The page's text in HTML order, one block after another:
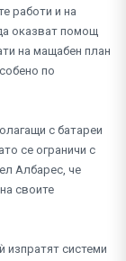
работи и на
оказват помощ
на мащабен план
по
с батареи
се ограничи с
Албарес, че
своите
изпратят системи